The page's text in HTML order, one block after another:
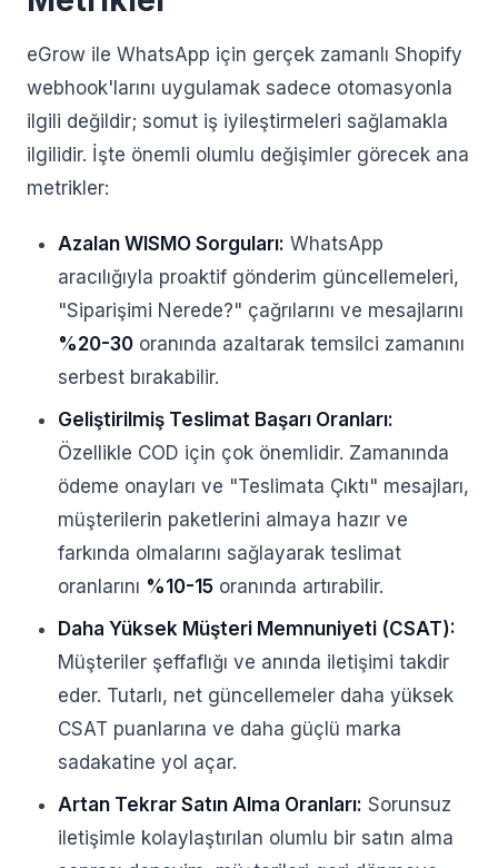
eGrow ile WhatsApp için gerçek zamanlı Shopify
webhook'larını uygulamak sadece otomasyonla
ilgili değildir; somut iş iyileştirmeleri sağlamakla
ilgilidir. İşte önemli olumlu değişimler görecek ana
metrikler:
Azalan WISMO Sorguları: WhatsApp
aracılığıyla proaktif gönderim güncellemeleri,
"Siparişimi Nerede?" çağrılarını ve mesajlarını
%20-30 oranında azaltarak temsilci zamanını
serbest bırakabilir.
Geliştirilmiş Teslimat Başarı Oranları:
Özellikle COD için çok önemlidir. Zamanında
ödeme onayları ve "Teslimata Çıktı" mesajları,
müşterilerin paketlerini almaya hazır ve
farkında olmalarını sağlayarak teslimat
oranlarını %10-15 oranında artırabilir.
Daha Yüksek Müşteri Memnuniyeti (CSAT):
Müşteriler şeffaflığı ve anında iletişimi takdir
eder. Tutarlı, net güncellemeler daha yüksek
CSAT puanlarına ve daha güçlü marka
sadakatine yol açar.
Artan Tekrar Satın Alma Oranları: Sorunsuz
iletişimle kolaylaştırılan olumlu bir satın alma